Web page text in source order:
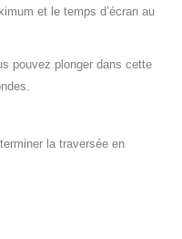
et le temps d’écran au
pouvez plonger dans cette
la traversée en